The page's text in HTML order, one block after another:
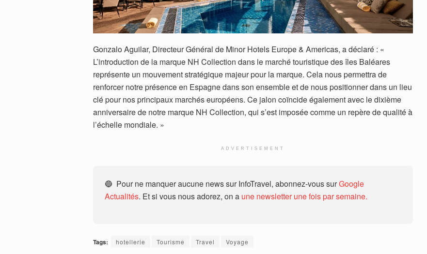
Gonzalo Aguilar, Directeur Général de Minor Hotels Europe & Americas, a déclaré : «
L’introduction de la marque NH Collection dans le marché touristique des îles Baléares
représente un mouvement stratégique majeur pour la marque. Cela nous permettra de
renforcer notre présence en Espagne dans son ensemble et de nous positionner dans un lieu
clé pour nos principaux marchés européens. Ce jalon coïncide également avec le dixième
anniversaire de notre marque NH Collection, qui s’est imposée comme un repère de qualité à
l’échelle mondiale. »
ADVERTISEMENT
🔵 Pour ne manquer aucune news sur InfoTravel, abonnez-vous surGoogle
Actualités. Et si vous nous adorez, on a une newsletter une fois par semaine.
Tags: hotellerie Tourisme Travel Voyage